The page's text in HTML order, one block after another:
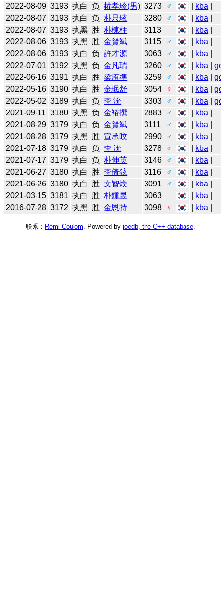
2022-08-09 3193 执白 负 權孝珍(男) 3273 ♂ kba
2022-08-07 3193 执白 负 朴只玹 3280 ♂ kba
2022-08-07 3193 执黑 胜 朴棟柱 3113 kba
2022-08-06 3193 执黑 胜 金賢斌 3115 ♂ kba
2022-08-06 3193 执白 负 許才源 3063 ♂ kba
2022-07-01 3192 执黑 负 金凡瑞 3260 ♂ kba |
2022-06-16 3191 执白 胜 梁洧準 3259 ♂ kba |
2022-05-16 3190 执白 胜 金珉舒 3054 ♀ kba |
2022-05-02 3189 执白 负 李 沇 3303 ♂ kba |
2021-09-11 3180 执黑 负 金裕撰 2883 ♂ kba
2021-08-29 3179 执白 负 金賢斌 3111 ♂ kba
2021-08-28 3179 执黑 胜 宣承旼 2990 ♂ kba
2021-07-18 3179 执白 负 李 沇 3278 ♂ kba
2021-07-17 3179 执白 负 朴伸英 3146 ♂ kba
2021-06-27 3180 执白 胜 李倚鉉 3116 ♂ kba
2021-06-26 3180 执白 胜 文智煥 3091 ♂ kba
2021-03-15 3181 执白 胜 朴鍾昱 3063 kba
2016-07-28 3172 执黑 胜 金恩持 3098 ♀ kba
联系： Rémi Coulom . Powered by joedb, the C++ database